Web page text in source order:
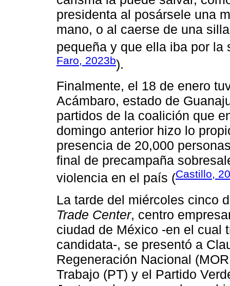
presidenta al posársele una
mano, o al caerse de una
pequeña y que ella iba por
Faro, 2023b).
Finalmente, el 18 de enero
Acámbaro, estado de
partidos de la coalición que
domingo anterior hizo lo
presencia de 20,000
final de precampaña
violencia en el país (Castillo,
La tarde del miércoles cinco
Trade Center, centro
ciudad de México -en el cual
candidata-, se presentó a
Regeneración Nacional
Trabajo (PT) y el Partido